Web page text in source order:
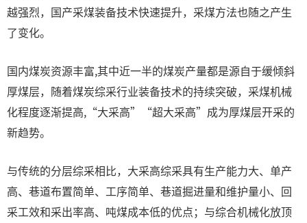
越强烈，国产采煤装备技术快速提升，采煤方法也随之产生
了变化。
国内煤炭资源丰富,其中近一半的煤炭产量都是源自于缓倾斜
厚煤层，随着煤炭综采行业装备技术的持续突破，采煤机械
化程度逐渐提高,“大采高”“超大采高”成为厚煤层开采的
新趋势。
与传统的分层综采相比，大采高综采具有生产能力大、单产
高、巷道布置简单、工序简单、巷道掘进量和维护量小、回
采工效和采出率高、吨煤成本低的优点；与综合机械化放顶